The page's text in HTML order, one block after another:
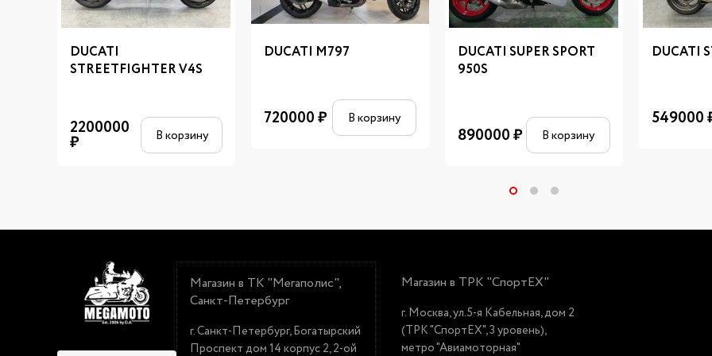
DUCATI
STREETFIGHTER V4S
2200000
₽ В корзину
DUCATI M797
720000₽ В корзину
DUCATI SUPER SPORT
950S
890000₽ В корзину
DUCATI
549000
Магазин в ТК "Мегаполис",
Санкт-Петербург
г. Санкт-Петербург, Богатырский
Проспект дом 14 корпус 2, 2-ой
Магазин в ТРК "СпортЕХ"
г. Москва, ул.5-я Кабельная, дом 2
(ТРК "СпортЕХ", 3 уровень),
метро "Авиамоторная"